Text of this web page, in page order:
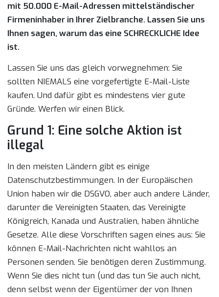
mit 50.000 E-Mail-Adressen mittelständischer
Firmeninhaber in Ihrer Zielbranche. Lassen Sie uns
Ihnen sagen, warum das eine SCHRECKLICHE Idee
ist.
Lassen Sie uns das gleich vorwegnehmen: Sie
sollten NIEMALS eine vorgefertigte E-Mail-Liste
kaufen. Und dafür gibt es mindestens vier gute
Gründe. Werfen wir einen Blick.
Grund 1: Eine solche Aktion ist
illegal
In den meisten Ländern gibt es einige
Datenschutzbestimmungen. In der Europäischen
Union haben wir die DSGVO, aber auch andere Länder,
darunter die Vereinigten Staaten, das Vereinigte
Königreich, Kanada und Australien, haben ähnliche
Gesetze. Alle diese Vorschriften sagen eines aus: Sie
können E-Mail-Nachrichten nicht wahllos an
Personen senden. Sie benötigen deren Zustimmung.
Wenn Sie dies nicht tun (und das tun Sie auch nicht,
denn selbst wenn der Eigentümer der von Ihnen